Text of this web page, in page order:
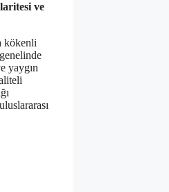
ve
kökenli
yaygın